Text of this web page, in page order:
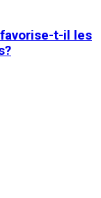
t-il les